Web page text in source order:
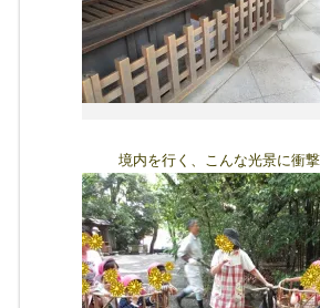
境内を行く、こんな光景に衝撃